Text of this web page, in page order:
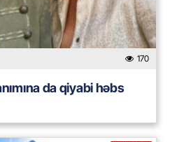
170
da qiyabi həbs